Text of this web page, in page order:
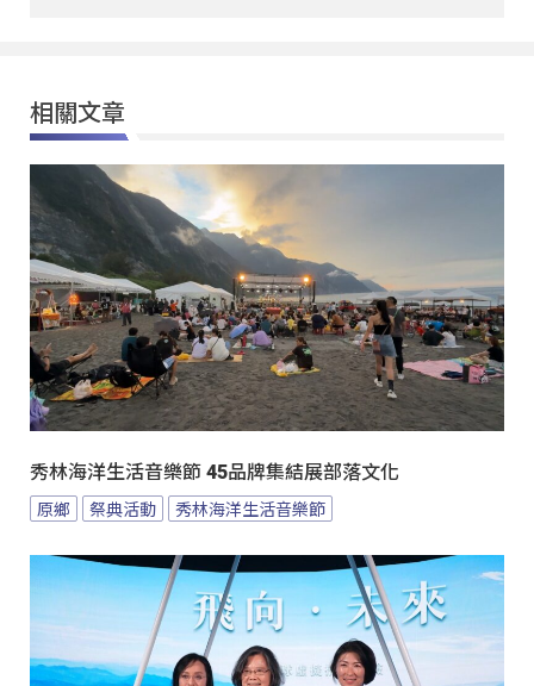
相關文章
秀林海洋生活音樂節 45品牌集結展部落文化
原鄉 祭典活動 秀林海洋生活音樂節